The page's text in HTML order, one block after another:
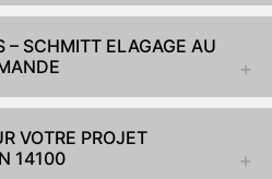
– SCHMITT ELAGAGE AU
VOTRE PROJET
14100